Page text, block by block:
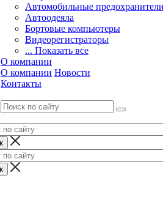
Автомобильные
Автоодеяла
Бортовые компьютеры
Видеорегистраторы
... Показать все
О компании
О компании Новости
Контакты